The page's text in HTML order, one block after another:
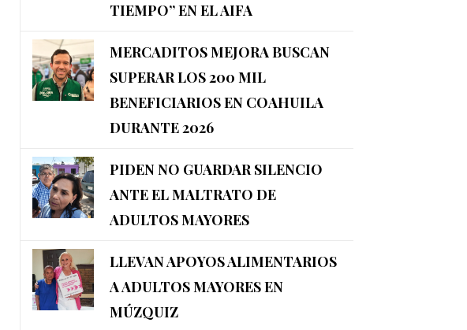
TIEMPO” EN EL AIFA
MERCADITOS MEJORA BUSCAN
SUPERAR LOS 200 MIL
BENEFICIARIOS EN COAHUILA
DURANTE 2026
PIDEN NO GUARDAR SILENCIO
ANTE EL MALTRATO DE
ADULTOS MAYORES
LLEVAN APOYOS ALIMENTARIOS
A ADULTOS MAYORES EN
MÚZQUIZ